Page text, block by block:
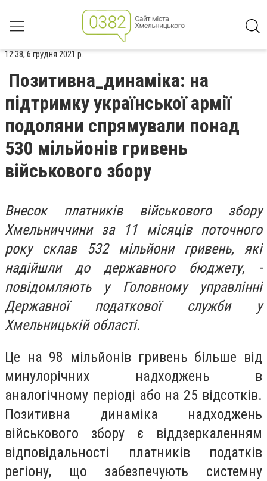
12:38, 6 грудня 2021 р.
Позитивна_динаміка: на
підтримку української армії
подоляни спрямували понад
530 мільйонів гривень
військового збору
Внесок платників військового збору
Хмельниччини за 11 місяців поточного
року склав 532 мільйони гривень, які
надійшли до державного бюджету, -
повідомляють у Головному управлінні
Державної податкової служби у
Хмельницькій області.
Це на 98 мільйонів гривень більше від
минулорічних надходжень в
аналогічному періоді або на 25 відсотків.
Позитивна динаміка надходжень
військового збору є віддзеркаленням
відповідальності платників податків
регіону, що забезпечують системну